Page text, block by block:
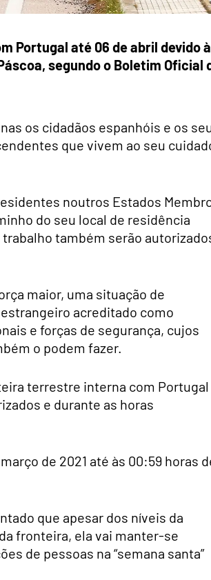
Portugal até 06 de abril devido à
segundo o Boletim Oficial
os cidadãos espanhóis e os
que vivem ao seu
noutros Estados
do seu local de residência
também serão
maior, uma situação de
acreditado como
e forças de segurança, cujos
o podem fazer.
terrestre interna com Portugal
e durante as horas
de 2021 até às 00:59 horas
que apesar dos níveis da
fronteira, ela vai manter-se
de pessoas na “semana santa”